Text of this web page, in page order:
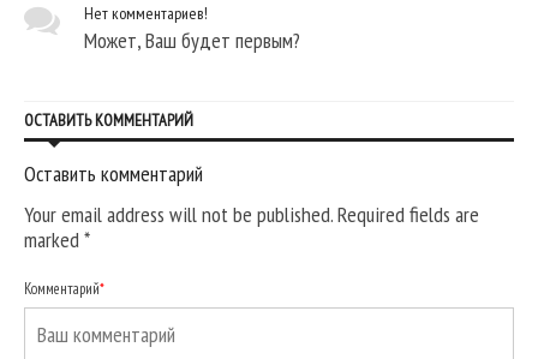
Нет комментариев!
Может, Ваш будет первым?
ОСТАВИТЬ КОММЕНТАРИЙ
Оставить комментарий
Your email address will not be published. Required fields are
marked*
Комментарий*